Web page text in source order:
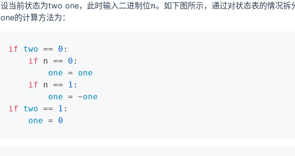
设当前状态为two one，此时输入二进制位n。如下图所示，通过对状态表的情况拆
one的计算方法为：
if two == 0 :
if n == 0 :
one = one
if n == 1 :
one = ~one
if
two == 1 :
one = 0